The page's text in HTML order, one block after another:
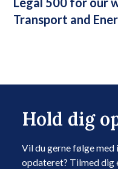
Transport and
Hold dig
Vil du gerne følge med
opdateret? Tilmed dig